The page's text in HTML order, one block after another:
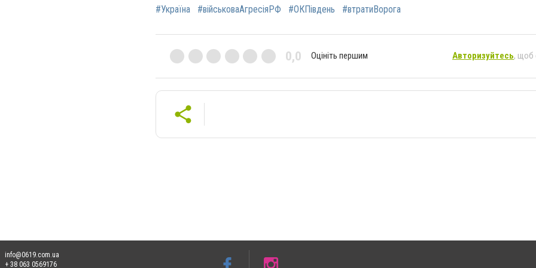
#Україна #військоваАгресіяРФ #ОКПівдень #втратиВорога
0,0 Оцініть першим Авторизуйтесь, щоб
info@0619.com.ua
+ 38 063 0569176